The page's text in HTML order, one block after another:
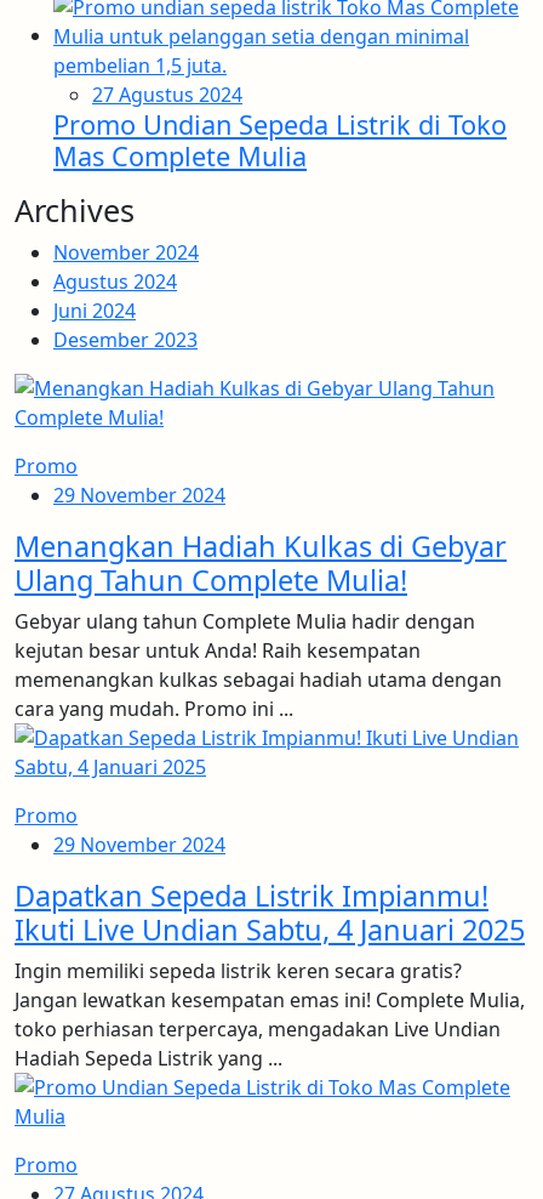
27 Agustus 2024
Promo Undian Sepeda Listrik di Toko
Mas Complete Mulia
Archives
November 2024
Agustus 2024
Juni 2024
Desember 2023
Promo
29 November 2024
Menangkan Hadiah Kulkas di Gebyar
Ulang Tahun Complete Mulia!
Gebyar ulang tahun Complete Mulia hadir dengan
kejutan besar untuk Anda! Raih kesempatan
memenangkan kulkas sebagai hadiah utama dengan
cara yang mudah. Promo ini ...
Promo
29 November 2024
Dapatkan Sepeda Listrik Impianmu!
Ikuti Live Undian Sabtu, 4 Januari 2025
Ingin memiliki sepeda listrik keren secara gratis?
Jangan lewatkan kesempatan emas ini! Complete Mulia,
toko perhiasan terpercaya, mengadakan Live Undian
Hadiah Sepeda Listrik yang ...
Promo